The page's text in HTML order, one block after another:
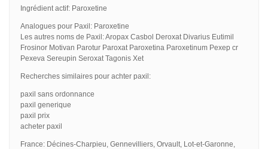
Ingrédient actif: Paroxetine
Analogues pour Paxil: Paroxetine
Les autres noms de Paxil: Aropax Casbol Deroxat Divarius Eutimil
Frosinor Motivan Parotur Paroxat Paroxetina Paroxetinum Pexep cr
Pexeva Sereupin Seroxat Tagonis Xet
Recherches similaires pour achter paxil:
paxil sans ordonnance
paxil generique
paxil prix
acheter paxil
France: Décines-Charpieu, Gennevilliers, Orvault, Lot-et-Garonne,